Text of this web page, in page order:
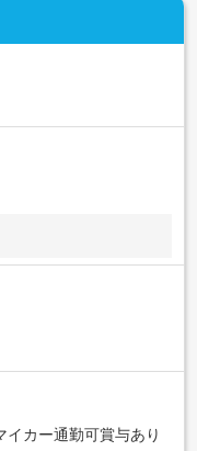
カー通勤可賞与あり